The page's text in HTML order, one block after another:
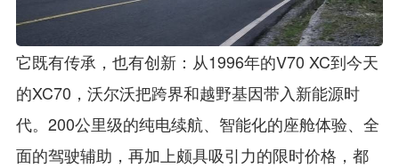
它既有传承，也有创新：从1996年的V70 XC到今天
的XC70，沃尔沃把跨界和越野基因带入新能源时
代。200公里级的纯电续航、智能化的座舱体验、全
面的驾驶辅助，再加上颇具吸引力的限时价格，都